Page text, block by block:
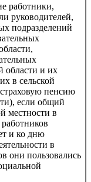
работники,
руководителей,
подразделений
области и их
в сельской
пенсию
если общий
местности в
работников
и ко дню
в
они пользовались